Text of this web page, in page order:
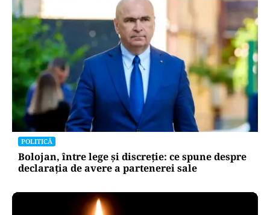
POLITICĂ
Bolojan, între lege și discreție: ce spune despre
declarația de avere a partenerei sale